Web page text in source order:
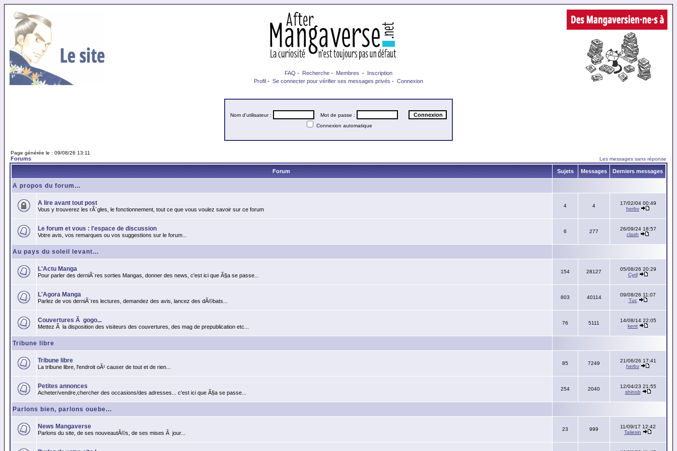
FAQ - Recherche - Membres - Inscription
Profil - Se connecter pour vérifier ses messages privés - Connexion
Nom d'utilisateur :
Mot de passe :
Connexion automatique
Page générée le : 09/08/26 13:11
Forums Les messages sans réponse
Forum Sujets Messages Derniers messages
A propos du forum...
A lire avant tout post
Vous y trouverez les rÃ¨gles, le fonctionnement, tout ce que vous voulez savoir sur ce forum
4 4
17/02/04 00:49
herbv
Le forum et vous : l'espace de discussion
Votre avis, vos remarques ou vos suggestions sur le forum...
6 277
26/09/24 18:57
clash
Au pays du soleil levant...
L'Actu Manga
Pour parler des derniÃ¨res sorties Mangas, donner des news, c'est ici que Ã§a se passe...
154 28127
05/08/26 20:29
Cyril
L'Agora Manga
Parlez de vos derniÃ¨res lectures, demandez des avis, lancez des dÃ©bats...
803 40114
09/08/26 11:07
Tuc
Couvertures Ã gogo...
Mettez Ã la disposition des visiteurs des couvertures, des mag de prepublication etc...
76 5111
14/08/14 22:05
kent
Tribune libre
Tribune libre
La tribune libre, l'endroit oÃ¹ causer de tout et de rien...
85 7249
21/06/26 17:41
herbv
Petites annonces
Acheter/vendre,chercher des occasions/des adresses... c'est ici que Ã§a se passe...
254 2040
12/04/23 21:55
shinob
Parlons bien, parlons ouebe...
News Mangaverse
Parlons du site, de ses nouveautÃ©s, de ses mises Ã jour...
23 999
11/09/17 12:42
Taliesin